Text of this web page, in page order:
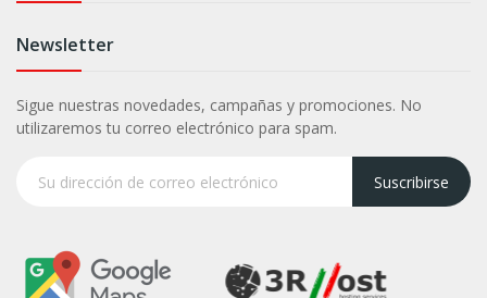
Newsletter
Sigue nuestras novedades, campañas y promociones. No
utilizaremos tu correo electrónico para spam.
Suscribirse